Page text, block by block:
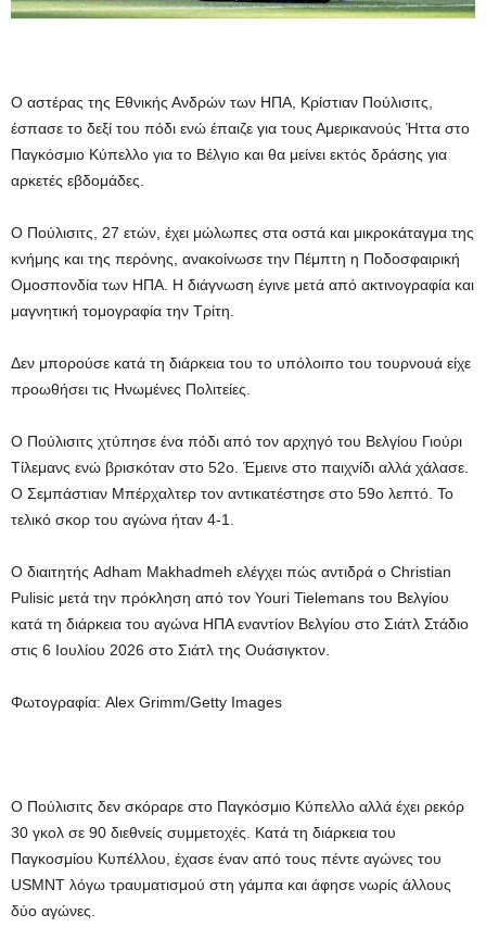
Ο αστέρας της Εθνικής Ανδρών των ΗΠΑ, Κρίστιαν Πούλισιτς,
έσπασε το δεξί του πόδι ενώ έπαιζε για τους Αμερικανούς Ήττα στο
Παγκόσμιο Κύπελλο για το Βέλγιο και θα μείνει εκτός δράσης για
αρκετές εβδομάδες.
Ο Πούλισιτς, 27 ετών, έχει μώλωπες στα οστά και μικροκάταγμα της
κνήμης και της περόνης, ανακοίνωσε την Πέμπτη η Ποδοσφαιρική
Ομοσπονδία των ΗΠΑ. Η διάγνωση έγινε μετά από ακτινογραφία και
μαγνητική τομογραφία την Τρίτη.
Δεν μπορούσε κατά τη διάρκεια του το υπόλοιπο του τουρνουά είχε
προωθήσει τις Ηνωμένες Πολιτείες.
Ο Πούλισιτς χτύπησε ένα πόδι από τον αρχηγό του Βελγίου Γιούρι
Τίλεμανς ενώ βρισκόταν στο 52ο. Έμεινε στο παιχνίδι αλλά χάλασε.
Ο Σεμπάστιαν Μπέρχαλτερ τον αντικατέστησε στο 59ο λεπτό. Το
τελικό σκορ του αγώνα ήταν 4-1.
Ο διαιτητής Adham Makhadmeh ελέγχει πώς αντιδρά ο Christian
Pulisic μετά την πρόκληση από τον Youri Tielemans του Βελγίου
κατά τη διάρκεια του αγώνα ΗΠΑ εναντίον Βελγίου στο Σιάτλ Στάδιο
στις 6 Ιουλίου 2026 στο Σιάτλ της Ουάσιγκτον.
Φωτογραφία: Alex Grimm/Getty Images
Ο Πούλισιτς δεν σκόραρε στο Παγκόσμιο Κύπελλο αλλά έχει ρεκόρ
30 γκολ σε 90 διεθνείς συμμετοχές. Κατά τη διάρκεια του
Παγκοσμίου Κυπέλλου, έχασε έναν από τους πέντε αγώνες του
USMNT λόγω τραυματισμού στη γάμπα και άφησε νωρίς άλλους
δύο αγώνες.